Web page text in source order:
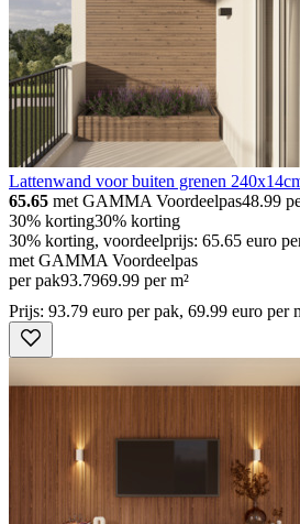
Lattenwand voor buiten grenen
65.65 met GAMMA Voordeelpas48.99
30% korting30% korting
30% korting, voordeelprijs: 65.65 euro
met GAMMA Voordeelpas
per pak93.7969.99 per m²
Prijs: 93.79 euro per pak, 69.99 euro per